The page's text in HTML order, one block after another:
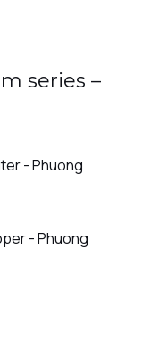
series –
- Phuong
- Phuong